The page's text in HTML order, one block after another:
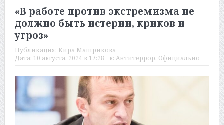
«В работе против экстремизма не
должно быть истерии, криков и
угроз»
Публикация: Кира Машрикова
Дата: 10 августа, 2024 в 17:28 в: Антитеррор, Официально